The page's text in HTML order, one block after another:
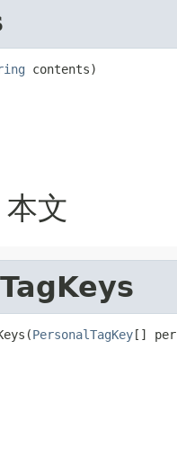
contents)
文
PersonalTagKey[]